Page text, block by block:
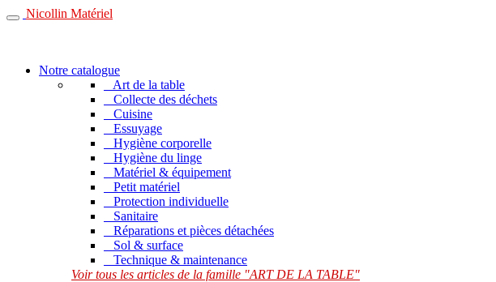
Nicollin Matériel
Notre catalogue
Art de la table
Collecte des déchets
Cuisine
Essuyage
Hygiène corporelle
Hygiène du linge
Matériel & équipement
Petit matériel
Protection individuelle
Sanitaire
Réparations et pièces détachées
Sol & surface
Technique & maintenance
Voir tous les articles de la famille "ART DE LA TABLE"